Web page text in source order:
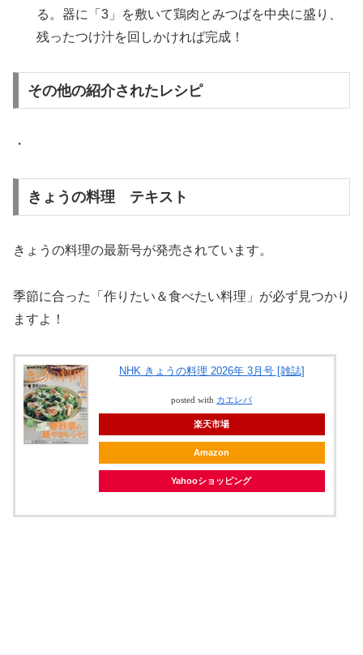
る。器に「3」を敷いて鶏肉とみつばを中央に盛り、
残ったつけ汁を回しかければ完成！
その他の紹介されたレシピ
・
きょうの料理 テキスト
きょうの料理の最新号が発売されています。
季節に合った「作りたい＆食べたい料理」が必ず見つかり
ますよ！
NHK きょうの料理 2026年 3月号 [雑誌]
posted with カエレバ
楽天市場
Amazon
Yahooショッピング